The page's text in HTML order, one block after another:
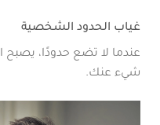
غياب الحدود الشخصية
عندما لا تضع حدودًا، يصبح
شيء عنك.